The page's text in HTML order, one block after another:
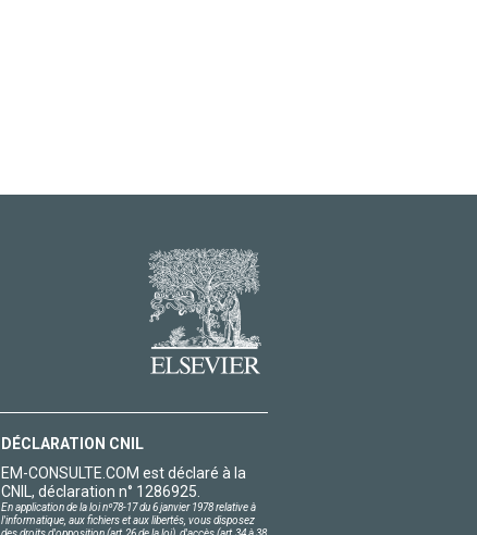
DÉCLARATION CNIL
EM-CONSULTE.COM est déclaré à la
CNIL, déclaration n° 1286925.
En application de la loi nº78-17 du 6 janvier 1978 relative à
l'informatique, aux fichiers et aux libertés, vous disposez